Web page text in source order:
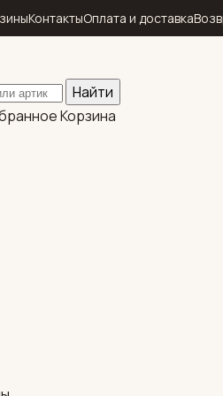
КонтактыОплата и доставка
Найти
Корзина